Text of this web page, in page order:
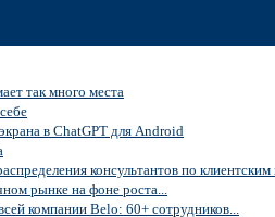
так много места
в ChatGPT для Android
консультантов по
рынке на фоне роста...
компании Belo: 60+ сотрудников...